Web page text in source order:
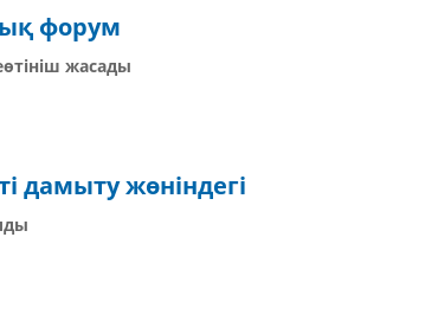
форум
жасады
дамыту жөніндегі